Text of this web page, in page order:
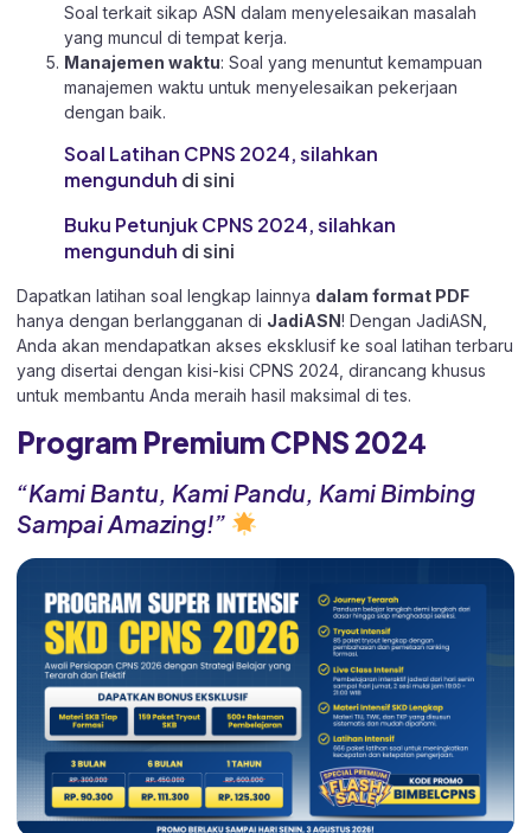
Soal terkait sikap ASN dalam menyelesaikan masalah
yang muncul di tempat kerja.
Manajemen waktu: Soal yang menuntut kemampuan
manajemen waktu untuk menyelesaikan pekerjaan
dengan baik.
Soal Latihan CPNS 2024, silahkan
mengunduh di sini
Buku Petunjuk CPNS 2024, silahkan
mengunduh di sini
Dapatkan latihan soal lengkap lainnya dalam format PDF
hanya dengan berlangganan di JadiASN! Dengan JadiASN,
Anda akan mendapatkan akses eksklusif ke soal latihan terbaru
yang disertai dengan kisi-kisi CPNS 2024, dirancang khusus
untuk membantu Anda meraih hasil maksimal di tes.
Program Premium CPNS 2024
“Kami Bantu, Kami Pandu, Kami Bimbing
Sampai Amazing!”